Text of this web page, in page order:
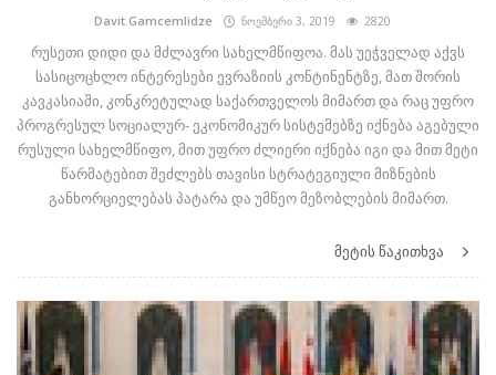
Davit.Gamcemlidze ნოემბერი 3, 2019 2820
რუსეთი დიდი და მძლავრი სახელმწიფოა. მას უეჭველად აქვს
სასიცოცხლო ინტერესები ევრაზიის კონტინენტზე, მათ შორის
კავკასიაში, კონკრეტულად საქართველოს მიმართ და რაც უფრო
პროგრესულ სოციალურ- ეკონომიკურ სისტემებზე იქნება აგებული
რუსული სახელმწიფო, მით უფრო ძლიერი იქნება იგი და მით მეტი
წარმატებით შეძლებს თავისი სტრატეგიული მიზნების
განხორციელებას პატარა და უმწეო მეზობლების მიმართ.
მეტის წაკითხვა